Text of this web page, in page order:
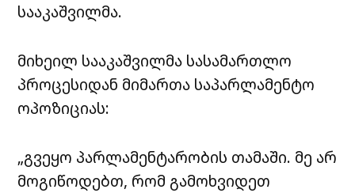
სააკაშვილმა.
მიხეილ სააკაშვილმა სასამართლო
პროცესიდან მიმართა საპარლამენტო
ოპოზიციას:
„გვეყო პარლამენტარობის თამაში. მე არ
მოგიწოდებთ, რომ გამოხვიდეთ